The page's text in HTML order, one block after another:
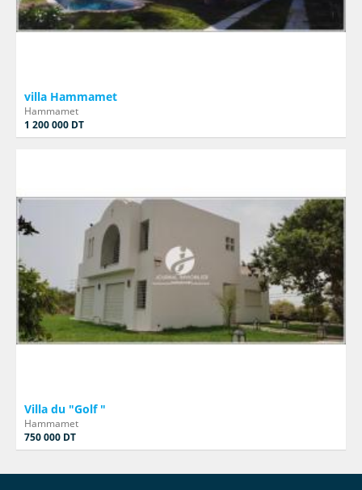
villa Hammamet
Hammamet
1 200 000 DT
Villa du "Golf "
Hammamet
750 000 DT